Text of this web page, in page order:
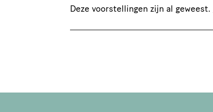
Deze voorstellingen zijn al geweest.